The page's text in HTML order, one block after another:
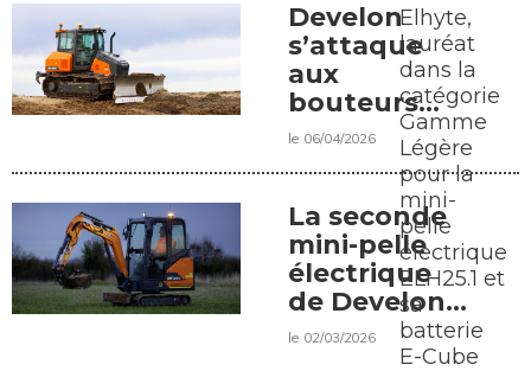
Develon
s’attaque
aux
bouteurs
légers
le 06/04/2026
La seconde
mini-pelle
électrique
de Develon
arrive
le 02/03/2026
Elhyte,
lauréat
dans la
catégorie
Gamme
Légère
pour la
mini-
pelle
électrique
ELH25.1 et
sa
batterie
E-Cube